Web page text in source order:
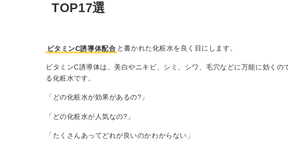
TOP17選
ビタミンC誘導体配合 と書かれた化粧水を良く目にします。
ビタミンC誘導体は、美白やニキビ、シミ、シワ、毛穴などに万能に効くの
る化粧水です。
「どの化粧水が効果があるの?」
「どの化粧水が人気なの?」
「たくさんあってどれが良いのかわからない」